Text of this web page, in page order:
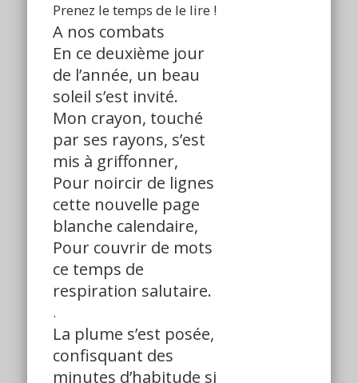
Prenez le temps de le lire !
A nos combats
En ce deuxième jour
de l’année, un beau
soleil s’est invité.
Mon crayon, touché
par ses rayons, s’est
mis à griffonner,
Pour noircir de lignes
cette nouvelle page
blanche calendaire,
Pour couvrir de mots
ce temps de
respiration salutaire.
.
La plume s’est posée,
confisquant des
minutes d’habitude si